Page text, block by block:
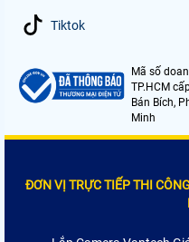
Tiktok
Mã số
TP.HCM
Bán Bích,
Minh
ĐƠN VỊ TRỰC TIẾP THI